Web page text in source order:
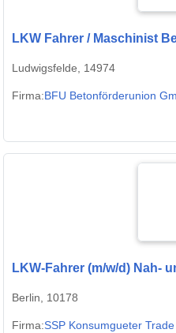
LKW Fahrer / Maschinist
Ludwigsfelde, 14974
Firma:BFU Betonförderunion
LKW-Fahrer (m/w/d) Nah-
Berlin, 10178
Firma:SSP Konsumgueter